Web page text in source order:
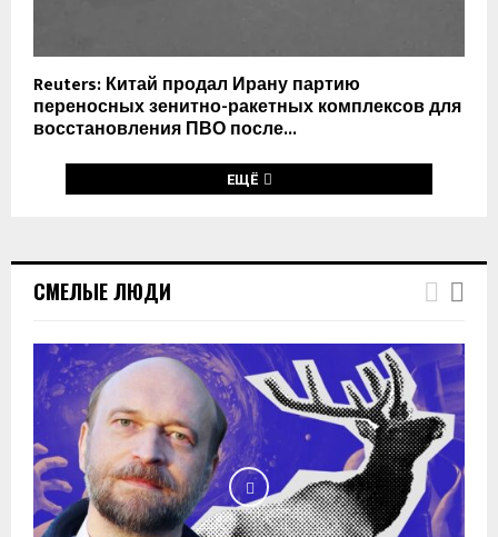
Reuters: Китай продал Ирану партию
переносных зенитно-ракетных комплексов для
восстановления ПВО после...
ЕЩЁ
СМЕЛЫЕ ЛЮДИ